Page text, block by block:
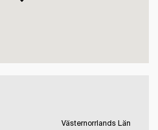
Västernorrlands Län